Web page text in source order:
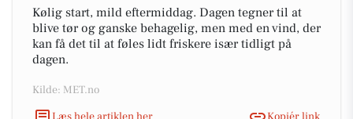
Kølig start, mild eftermiddag. Dagen tegner til at
blive tør og ganske behagelig, men med en vind, der
kan få det til at føles lidt friskere især tidligt på
dagen.
Kilde: MET.no